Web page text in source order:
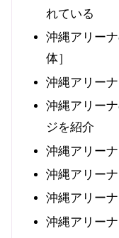
れている
沖縄アリー
体］
沖縄アリー
沖縄アリー
ジを紹介
沖縄アリー
沖縄アリー
沖縄アリー
沖縄アリー